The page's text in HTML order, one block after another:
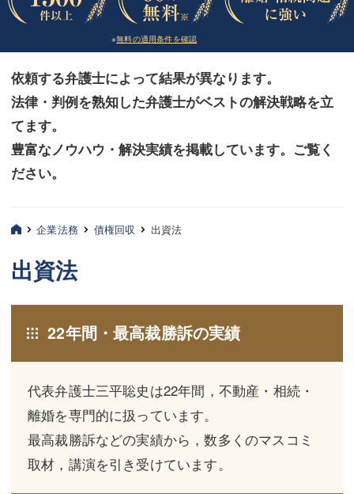
交通事故
法律相談など（その他）
お客様へ
みずほ中央の特長・実質編
みずほ中央の特長・形式編
酒井 博之
三平 隆史
吉元 優仁
小川 祐
※無料の適用条件を確認
依頼する弁護士によって結果が異なります。
法律・判例を熟知した弁護士がベストの解決戦略を立
てます。
豊富なノウハウ・解決実績を掲載しています。ご覧く
ださい。
交通事故
法律相談など（その他）
お客様へ
みずほ中央の特長・実質編
みずほ中央の特長・形式編
酒井 博之
三平 隆史
吉元 優仁
弁護士費用
企業法務 債権回収 出資法
出資法
22年間・最高裁勝訴の実績
代表弁護士三平聡史は22年間，不動産・相続・
離婚を専門的に扱っています。
最高裁勝訴などの実績から，数多くのマスコミ
取材，講演を引き受けています。